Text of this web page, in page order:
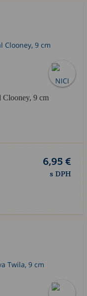
9 cm
6,95 €
s DPH